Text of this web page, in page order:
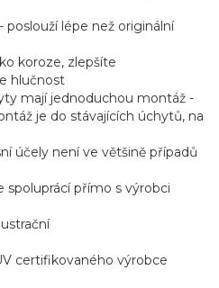
lépe než originální
koroze, zlepšíte
hlučnost
mají jednoduchou montáž -
je do stávajících úchytů, na
účely není ve většině případů
spoluprácí přímo s výrobci
certifikovaného výrobce